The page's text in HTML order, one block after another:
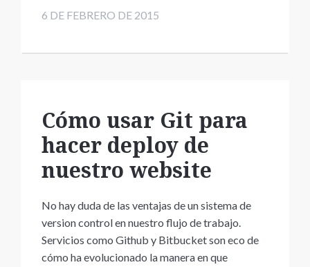
6 DE FEBRERO DE 2015
Cómo usar Git para
hacer deploy de
nuestro website
No hay duda de las ventajas de un sistema de
version control en nuestro flujo de trabajo.
Servicios como Github y Bitbucket son eco de
cómo ha evolucionado la manera en que